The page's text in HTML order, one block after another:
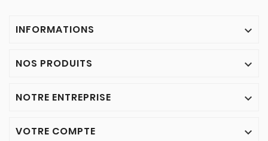
INFORMATIONS 
NOS PRODUITS 
NOTRE ENTREPRISE 
VOTRE COMPTE 